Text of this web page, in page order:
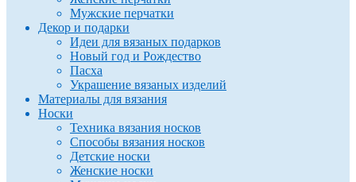
Мужские перчатки
Декор и подарки
Идеи для вязаных подарков
Новый год и Рождество
Пасха
Украшение вязаных изделий
Материалы для вязания
Носки
Техника вязания носков
Способы вязания носков
Детские носки
Женские носки